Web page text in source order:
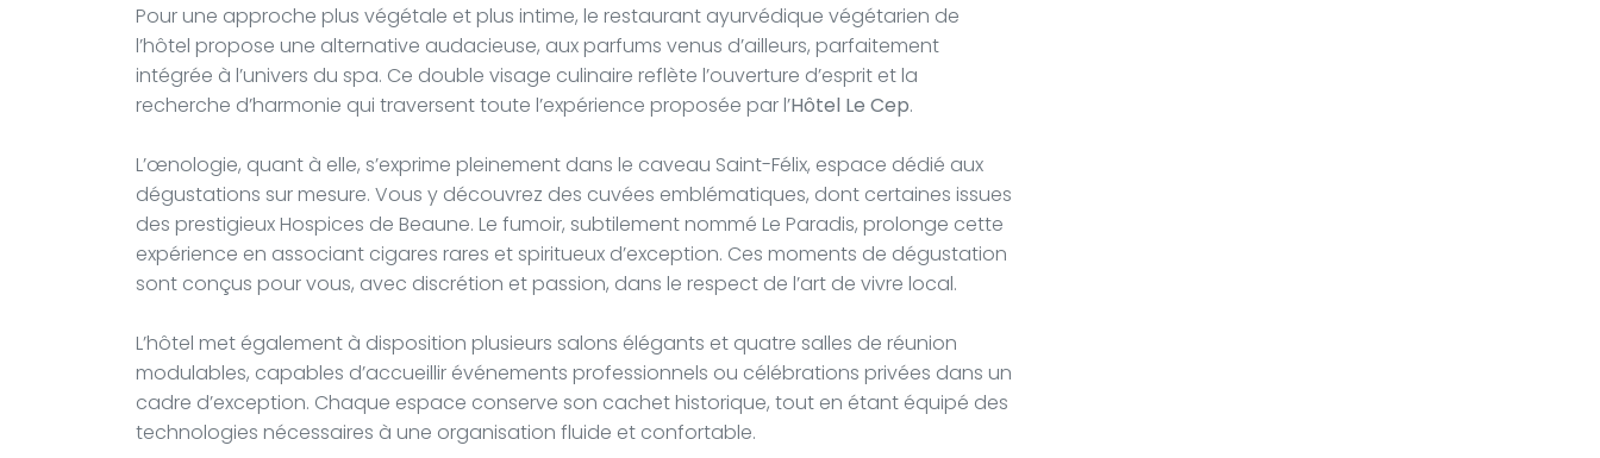
Pour une approche plus végétale et plus intime, le restaurant ayurvédique végétarien de
l’hôtel propose une alternative audacieuse, aux parfums venus d’ailleurs, parfaitement
intégrée à l’univers du spa. Ce double visage culinaire reflète l’ouverture d’esprit et la
recherche d’harmonie qui traversent toute l’expérience proposée par l’Hôtel Le Cep.
L’œnologie, quant à elle, s’exprime pleinement dans le caveau Saint-Félix, espace dédié aux
dégustations sur mesure. Vous y découvrez des cuvées emblématiques, dont certaines issues
des prestigieux Hospices de Beaune. Le fumoir, subtilement nommé Le Paradis, prolonge cette
expérience en associant cigares rares et spiritueux d’exception. Ces moments de dégustation
sont conçus pour vous, avec discrétion et passion, dans le respect de l’art de vivre local.
L’hôtel met également à disposition plusieurs salons élégants et quatre salles de réunion
modulables, capables d’accueillir événements professionnels ou célébrations privées dans un
cadre d’exception. Chaque espace conserve son cachet historique, tout en étant équipé des
technologies nécessaires à une organisation fluide et confortable.